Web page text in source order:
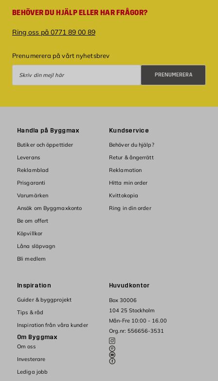
BEHÖVER DU HJÄLP ELLER HAR FRÅGOR?
Ring oss på 0771 89 00 89
Prenumerera på vårt nyhetsbrev
PRENUMERERA
Huvudkontor
Box 30006
104 25 Stockholm
Mån-Fre 10:00 - 16.00
Org.nr: 556656-3531
Handla på Byggmax
Butiker och öppettider
Leverans
Reklamblad
Prisgaranti
Varumärken
Ansök om Byggmaxkonto
Be om offert
Köpvillkor
Låna släpvagn
Bli medlem
Kundservice
Behöver du hjälp?
Retur & ångerrätt
Reklamation
Hitta min order
Kvittokopia
Ring in din order
Inspiration
Guider & byggprojekt
Tips & råd
Inspiration från våra kunder
Om Byggmax
Om oss
Investerare
Lediga jobb